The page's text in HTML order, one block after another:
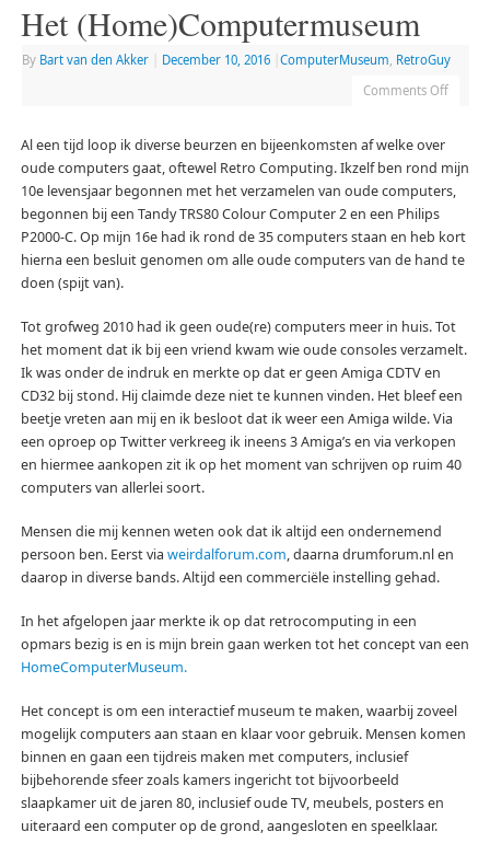
Het (Home)Computermuseum
By Bart van den Akker December 10, 2016 ComputerMuseum, RetroGuy
Comments Off
Al een tijd loop ik diverse beurzen en bijeenkomsten af welke over
oude computers gaat, oftewel Retro Computing. Ikzelf ben rond mijn
10e levensjaar begonnen met het verzamelen van oude computers,
begonnen bij een Tandy TRS80 Colour Computer 2 en een Philips
P2000-C. Op mijn 16e had ik rond de 35 computers staan en heb kort
hierna een besluit genomen om alle oude computers van de hand te
doen (spijt van).
Tot grofweg 2010 had ik geen oude(re) computers meer in huis. Tot
het moment dat ik bij een vriend kwam wie oude consoles verzamelt.
Ik was onder de indruk en merkte op dat er geen Amiga CDTV en
CD32 bij stond. Hij claimde deze niet te kunnen vinden. Het bleef een
beetje vreten aan mij en ik besloot dat ik weer een Amiga wilde. Via
een oproep op Twitter verkreeg ik ineens 3 Amiga’s en via verkopen
en hiermee aankopen zit ik op het moment van schrijven op ruim 40
computers van allerlei soort.
Mensen die mij kennen weten ook dat ik altijd een ondernemend
persoon ben. Eerst via weirdalforum.com, daarna drumforum.nl en
daarop in diverse bands. Altijd een commerciële instelling gehad.
In het afgelopen jaar merkte ik op dat retrocomputing in een
opmars bezig is en is mijn brein gaan werken tot het concept van een
HomeComputerMuseum.
Het concept is om een interactief museum te maken, waarbij zoveel
mogelijk computers aan staan en klaar voor gebruik. Mensen komen
binnen en gaan een tijdreis maken met computers, inclusief
bijbehorende sfeer zoals kamers ingericht tot bijvoorbeeld
slaapkamer uit de jaren 80, inclusief oude TV, meubels, posters en
uiteraard een computer op de grond, aangesloten en speelklaar.